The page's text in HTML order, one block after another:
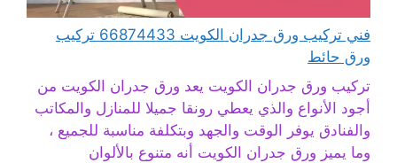
فني تركيب ورق جدران الكويت 66874433 تركيب
ورق حائط
تركيب ورق جدران الكويت يعد ورق جدران الكويت من
أجود الأنواع والذي يعطي رونقا جميلا للمنازل والمكاتب
والفنادق يوفر الوقت والجهد وبتكلفة مناسبة للجميع ،
وما يميز ورق جدران الكويت أنه متنوع بالألوان